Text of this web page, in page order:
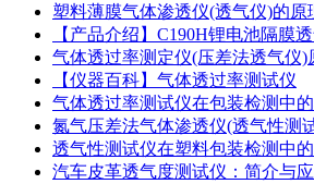
塑料薄膜气体渗透仪(透气仪)的原
【产品介绍】C190H锂电池隔膜
气体透过率测定仪(压差法透气仪)
【仪器百科】气体透过率测试仪
气体透过率测试仪在包装检测中
氮气压差法气体渗透仪(透气性
透气性测试仪在塑料包装检测中
汽车皮革透气度测试仪：简介与